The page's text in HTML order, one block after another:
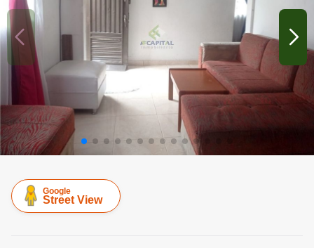
Google
Street View